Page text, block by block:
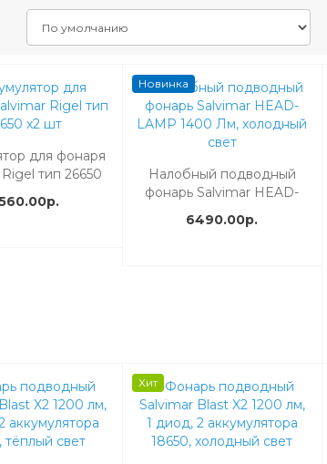
для фонаря
тип 26650
Новинка
Налобный подводный
фонарь Salvimar HEAD-
свет
6490.00р.
Хит